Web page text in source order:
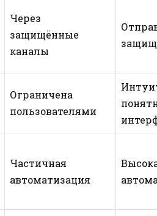
Через
защищённые
каналы
Ограничена
пользователями
Частичная
автоматизация